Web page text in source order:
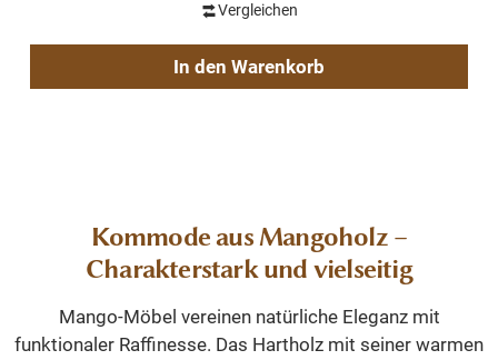
Vergleichen
In den Warenkorb
Kommode aus Mangoholz –
Charakterstark und vielseitig
Mango-Möbel vereinen natürliche Eleganz mit
funktionaler Raffinesse. Das Hartholz mit seiner warmen